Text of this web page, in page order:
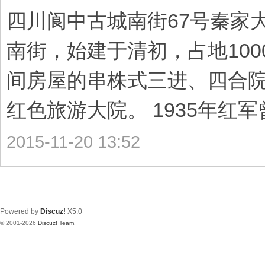
四川阆中古城南街67号秦家
南街，始建于清初，占地
间房屋的串株式三进、四合
红色旅游大院。 1935年红
2015-11-20 13:52
Powered by Discuz! X5.0
© 2001-2026 Discuz! Team